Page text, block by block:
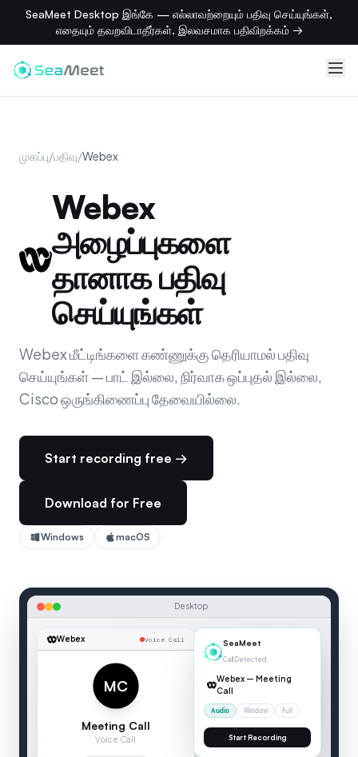
SeaMeet Desktop இங்கே — எல்லாவற்றையும் பதிவு செய்யுங்கள்,
எதையும் தவறவிடாதீர்கள். இலவசமாக பதிவிறக்கம் →
முகப்பு/பதிவு/Webex
Webex
அழைப்புகளை
தானாக பதிவு
செய்யுங்கள்
Webex மீட்டிங்களை கண்ணுக்கு தெரியாமல் பதிவு
செய்யுங்கள் — பாட் இல்லை, நிர்வாக ஒப்புதல் இல்லை,
Cisco ஒருங்கிணைப்பு தேவையில்லை.
Start recording free →
Download for Free
Windows macOS
Desktop
Webex Voice Call
MC
Meeting Call
Voice Call
00:04
SEAMEET — LIVE TRANSCRIPTION